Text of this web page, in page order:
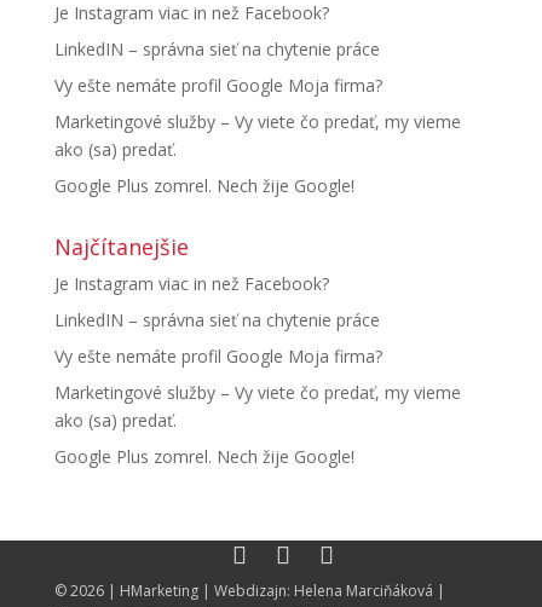
Je Instagram viac in než Facebook?
LinkedIN – správna sieť na chytenie práce
Vy ešte nemáte profil Google Moja firma?
Marketingové služby – Vy viete čo predať, my vieme
ako (sa) predať.
Google Plus zomrel. Nech žije Google!
Najčítanejšie
Je Instagram viac in než Facebook?
LinkedIN – správna sieť na chytenie práce
Vy ešte nemáte profil Google Moja firma?
Marketingové služby – Vy viete čo predať, my vieme
ako (sa) predať.
Google Plus zomrel. Nech žije Google!
© 2026 | HMarketing| Webdizajn: Helena Marciňáková |